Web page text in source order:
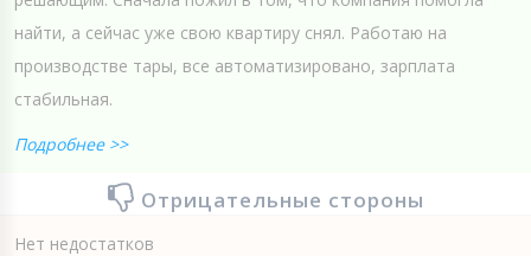
найти, а сейчас уже свою квартиру снял. Работаю на
производстве тары, все автоматизировано, зарплата
стабильная.
Подробнее >>
Отрицательные стороны
Нет недостатков